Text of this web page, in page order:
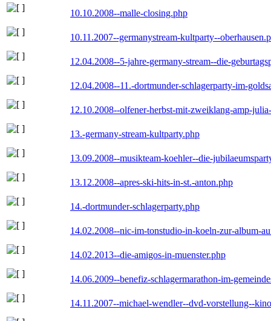
10.10.2008--malle-closing.php
10.11.2007--germanystream-kultparty--
12.04.2008--5-jahre-germany-stream--die-
12.04.2008--11.-dortmunder-schlagerparty-im-
12.10.2008--olfener-herbst-mit-zweiklang-amp-
13.-germany-stream-kultparty.php
13.09.2008--musikteam-koehler--die-
13.12.2008--apres-ski-hits-in-st.-anton.php
14.-dortmunder-schlagerparty.php
14.02.2008--nic-im-tonstudio-in-koeln-zur-album-
14.02.2013--die-amigos-in-muenster.php
14.06.2009--benefiz-schlagermarathon-im-
14.11.2007--michael-wendler--dvd-vorstellung--